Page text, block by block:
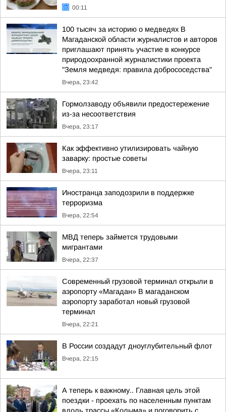
00:11
100 тысяч за историю о медведях В
Магаданской области журналистов и авторов
приглашают принять участие в конкурсе
природоохранной журналистики проекта
"Земля медведя: правила добрососедства"
Вчера, 23:42
Гормолзаводу объявили предостережение
из-за несоответствия
Вчера, 23:17
Как эффективно утилизировать чайную
заварку: простые советы
Вчера, 23:11
Иностранца заподозрили в поддержке
терроризма
Вчера, 22:54
МВД теперь займется трудовыми
мигрантами
Вчера, 22:37
Современный грузовой терминал открыли в
аэропорту «Магадан» В магаданском
аэропорту заработал новый грузовой
терминал
Вчера, 22:21
В России создадут дноуглубительный флот
Вчера, 22:15
А теперь к важному.. Главная цель этой
поездки - проехать по населенным пунктам